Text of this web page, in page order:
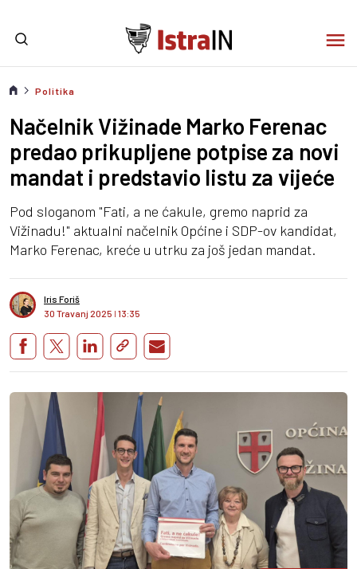
Politika
Načelnik Vižinade Marko Ferenac
predao prikupljene potpise za novi
mandat i predstavio listu za vijeće
Pod sloganom "Fati, a ne ćakule, gremo naprid za
Vižinadu!" aktualni načelnik Općine i SDP-ov kandidat,
Marko Ferenac, kreće u utrku za još jedan mandat.
Iris Foriš
30 Travanj 2025 I 13:35